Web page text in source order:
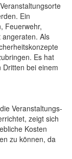
Ein
Feuerwehr,
angeraten. Als
Es hat
bei einem
Veranstaltungs-
zeigt sich
Kosten
zu können, da